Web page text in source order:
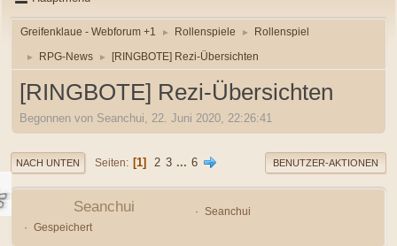
Greifenklaue - Webforum +1 ► Rollenspiele ► Rollenspiel
► RPG-News ► [RINGBOTE] Rezi-Übersichten
[RINGBOTE] Rezi-Übersichten
Begonnen von Seanchui, 22. Juni 2020, 22:26:41
NACH UNTEN Seiten 1 2 3 ... 6 BENUTZER-AKTIONEN
Seanchui
Seanchui
Gespeichert